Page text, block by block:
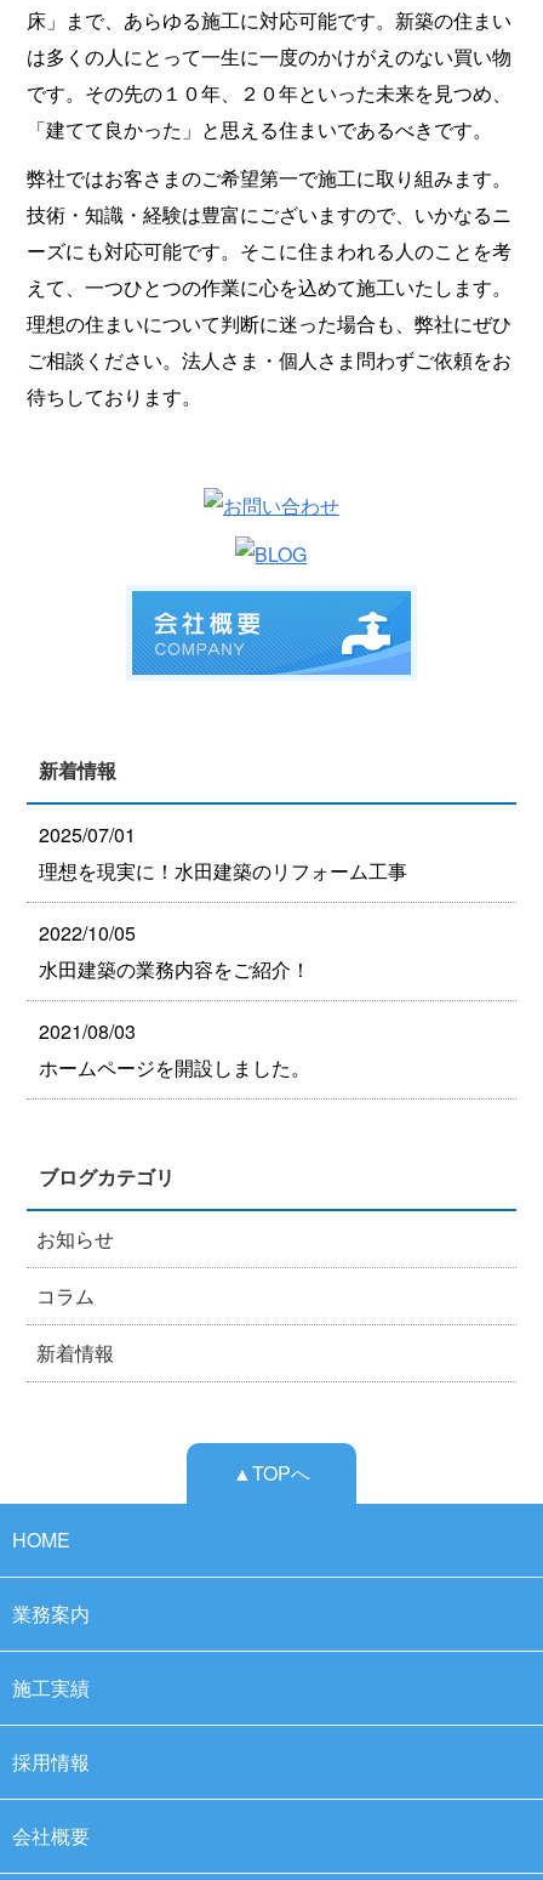
床」まで、あらゆる施工に対応可能です。新築の住まい
は多くの人にとって一生に一度のかけがえのない買い物
です。その先の１０年、２０年といった未来を見つめ、
「建てて良かった」と思える住まいであるべきです。
弊社ではお客さまのご希望第一で施工に取り組みます。
技術・知識・経験は豊富にございますので、いかなるニ
ーズにも対応可能です。そこに住まわれる人のことを考
えて、一つひとつの作業に心を込めて施工いたします。
理想の住まいについて判断に迷った場合も、弊社にぜひ
ご相談ください。法人さま・個人さま問わずご依頼をお
待ちしております。
新着情報
2025/07/01
理想を現実に！水田建築のリフォーム工事
2022/10/05
水田建築の業務内容をご紹介！
2021/08/03
ホームページを開設しました。
ブログカテゴリ
お知らせ
コラム
新着情報
▲TOPへ
HOME
業務案内
施工実績
採用情報
会社概要